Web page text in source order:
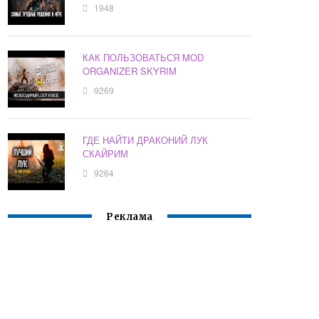
1948
КАК ПОЛЬЗОВАТЬСЯ MOD
ORGANIZER SKYRIM
9269
ГДЕ НАЙТИ ДРАКОНИЙ ЛУК
СКАЙРИМ
9264
Реклама